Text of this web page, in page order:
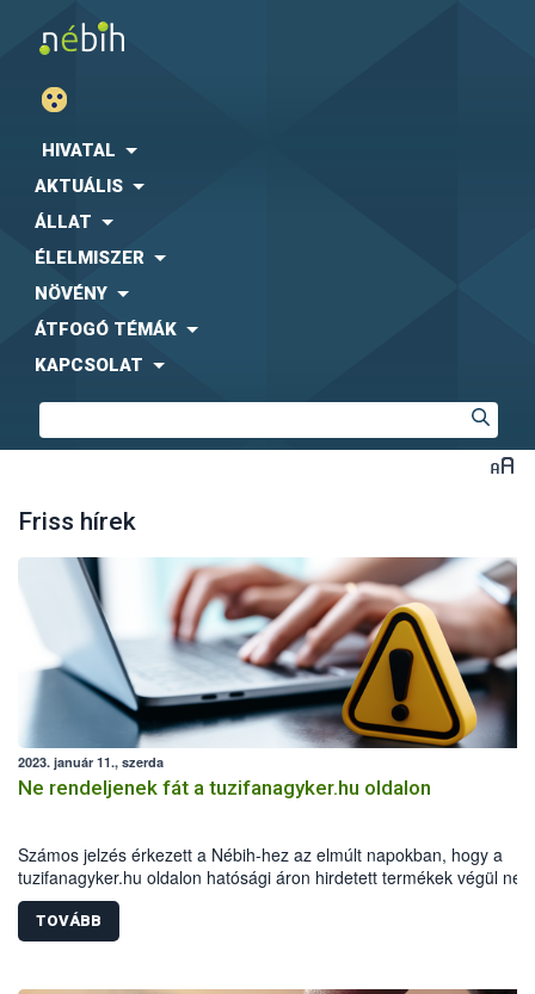
HIVATAL
AKTUÁLIS
ÁLLAT
ÉLELMISZER
NÖVÉNY
ÁTFOGÓ TÉMÁK
KAPCSOLAT
Friss hírek
2023. január 11., szerda
Ne rendeljenek fát a tuzifanagyker.hu oldalon
Számos jelzés érkezett a Nébih-hez az elmúlt napokban, hogy a
tuzifanagyker.hu oldalon hatósági áron hirdetett termékek végül nem
jutnak el a vásárlókhoz. A hatóság felhívja a figyelmet, hogy ne
rendeljenek fenti oldalról tűzifát, illetve semmiképp se utaljanak
10300002-13367208-00014900 MKB Banknál vezetett
TOVÁBB